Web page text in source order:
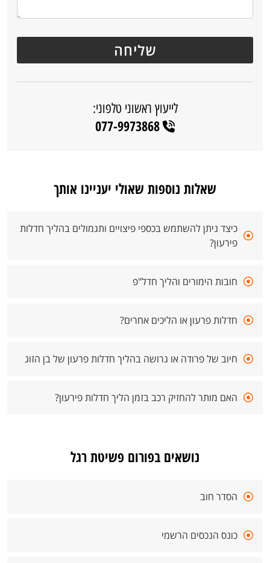
לייעוץ ראשוני טלפוני:
077-9973868
שאלות נוספות שאולי יעניינו אותך
כיצד ניתן להשתמש בכספי פיצויים ותגמולים בהליך חדלות
פירעון?
חובות הימורים והליך חדל"פ
חדלות פרעון או הליכים אחרים?
חיוב של פרודה או גרושה בהליך חדלות פרעון של בן הזוג
האם מותר להחזיק רכב בזמן הליך חדלות פירעון?
נושאים בפורום פשיטת רגל
הסדר חוב
כונס הנכסים הרשמי